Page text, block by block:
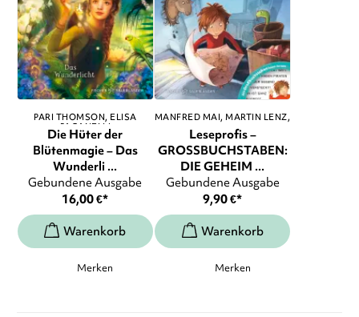
PARI THOMSON ELISA
PAGANELLI
Die Hüter der
Blütenmagie – Das
Wunderli ...
Gebundene Ausgabe
16,00€*
Merken
MANFRED MAI MARTIN LENZ,
...
Leseprofis –
GROSSBUCHSTABEN:
DIE GEHEIM ...
Gebundene Ausgabe
9,90€*
Merken